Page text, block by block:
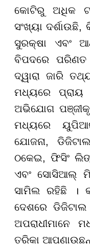
କୋଟିରୁ ଅଧିକ
ସଂଖ୍ୟା
ସୁରକ୍ଷା ଏବଂ
ବିପଦରେ ପରିଣତ
ଦ୍ୱାରା ଜାରି
ମଧ୍ୟରେ
ଅଭିଯୋଗ
ମଧ୍ୟରେ
ଯୋଜନା,
ଠକେଇ, ଫିସିଂ
ଏବଂ ସୋସିଆଲ୍
ସାମିଲ ରହିଛି ।
ଦେଶରେ ଡିଜିଟାଲ
ତରିକା